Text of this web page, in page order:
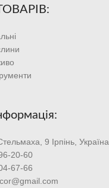
9 Ірпінь, Україна
20-60
67-66